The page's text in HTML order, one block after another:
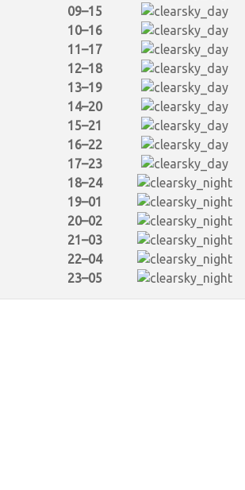
09–15
10–16
11–17
12–18
13–19
14–20
15–21
16–22
17–23
18–24
19–01
20–02
21–03
22–04
23–05